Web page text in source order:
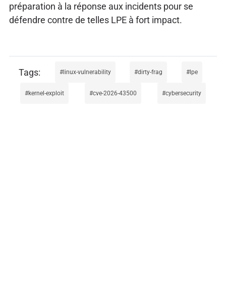
préparation à la réponse aux incidents pour se
défendre contre de telles LPE à fort impact.
linux-vulnerability dirty-frag lpe
kernel-exploit cve-2026-43500 cybersecurity